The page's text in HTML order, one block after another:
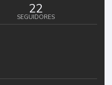
22
SEGUIDORES